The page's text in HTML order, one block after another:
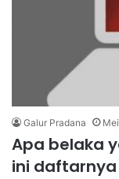
Galur Pradana
Apa belaka
ini daftarnya